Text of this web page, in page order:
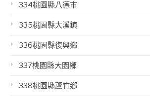
334桃園縣八德市
335桃園縣大溪鎮
336桃園縣復興鄉
337桃園縣大園鄉
338桃園縣蘆竹鄉